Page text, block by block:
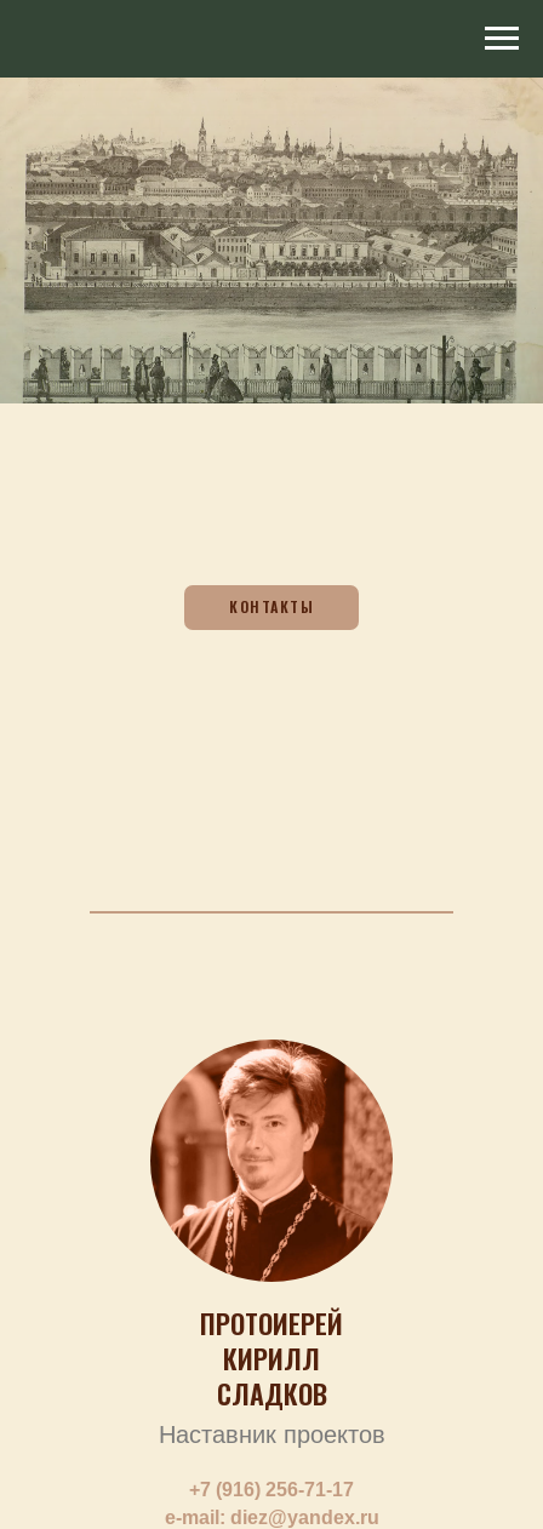
КОНТАКТЫ
ПРОТОИЕРЕЙ
КИРИЛЛ
СЛАДКОВ
Наставник проектов
+7 (916) 256-71-17
e-mail: diez@yandex.ru